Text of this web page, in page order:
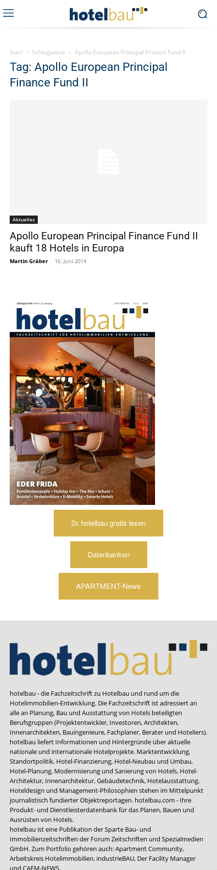
Start Schlagworte Apollo European Principal Finance Fund II
Tag: Apollo European Principal
Finance Fund II
Aktuelles
Apollo European Principal Finance Fund II
kauft 18 Hotels in Europa
Martin Gräber - 16. Juni 2014
2x hotelbau gratis lesen
Datenbanken
APARTMENT-News
hotelbau - die Fachzeitschrift zu Hotelbau und rund um die
Hotelimmobilien-Entwicklung. Die Fachzeitschrift ist adressiert an
alle an Planung, Bau und Ausstattung von Hotels beteiligten
Berufsgruppen (Projektentwickler, Investoren, Architekten,
Innenarchitekten, Bauingenieure, Fachplaner, Berater und Hoteliers).
hotelbau liefert Informationen und Hintergründe über aktuelle
nationale und internationale Hotelprojekte. Marktentwicklung,
Standortpolitik, Hotel-Finanzierung, Hotel-Neubau und Umbau,
Hotel-Planung, Modernisierung und Sanierung von Hotels, Hotel-
Architektur, Innenarchitektur, Gebäudetechnik, Hotelausstattung,
Hoteldesign und Management-Philosophien stehen im Mittelpunkt
journalistisch fundierter Objektreportagen. hotelbau.com - Ihre
Produkt- und Dienstleisterdatenbank für das Planen, Bauen und
Ausrüsten von Hotels.
hotelbau ist eine Publikation der Sparte Bau- und
Immobilienzeitschriften der Forum Zeitschriften und Spezialmedien
GmbH. Zum Portfolio gehören auch:Apartment Community,
Arbeitskreis Hotelimmobilien, industrieBAU, Der Facility Manager
und CAFM-NEWS.